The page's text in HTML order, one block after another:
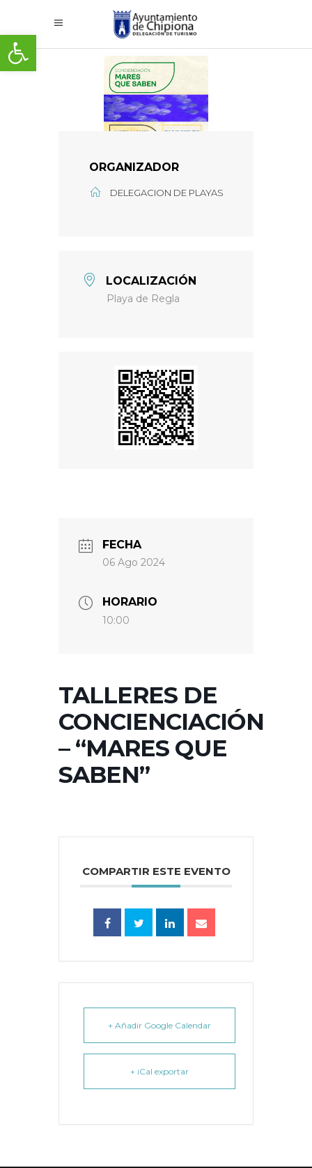
Abrir barra de herramientas
ORGANIZADOR
DELEGACION DE PLAYAS
LOCALIZACIÓN
Playa de Regla
FECHA
06 Ago 2024
HORARIO
10:00
TALLERES DE
CONCIENCIACIÓN
– “MARES QUE
SABEN”
COMPARTIR ESTE EVENTO
+ Añadir Google Calendar
+ iCal exportar